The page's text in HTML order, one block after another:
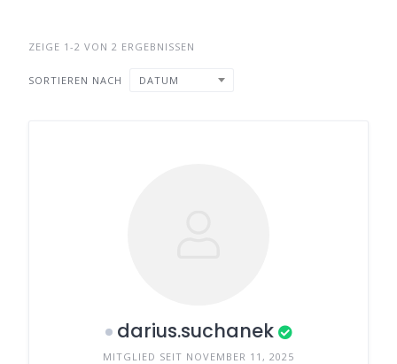
ZEIGE 1-2 VON 2 ERGEBNISSEN
SORTIEREN NACH DATUM
darius.suchanek
MITGLIED SEIT NOVEMBER 11, 2025